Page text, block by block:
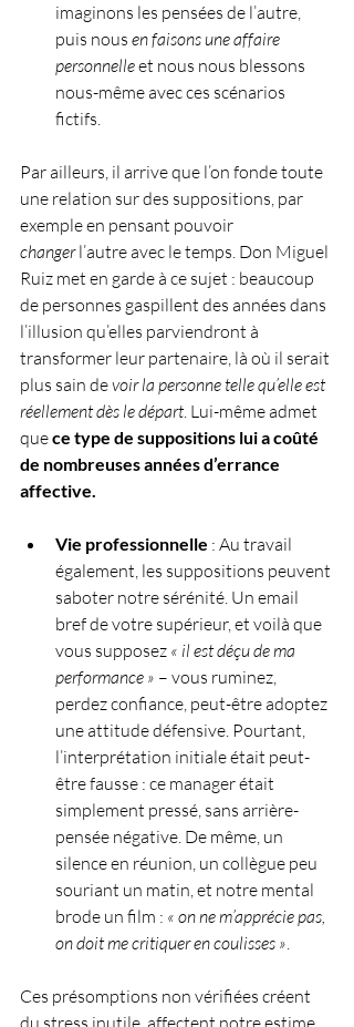
imaginons les pensées de l’autre,
puis nous en faisons une affaire
personnelle et nous nous blessons
nous-même avec ces scénarios
fictifs.
Par ailleurs, il arrive que l’on fonde toute
une relation sur des suppositions, par
exemple en pensant pouvoir
changer l’autre avec le temps. Don Miguel
Ruiz met en garde à ce sujet : beaucoup
de personnes gaspillent des années dans
l’illusion qu’elles parviendront à
transformer leur partenaire, là où il serait
plus sain de voir la personne telle qu’elle est
réellement dès le départ. Lui-même admet
que ce type de suppositions lui a coûté
de nombreuses années d’errance
affective.
Vie professionnelle : Au travail
également, les suppositions peuvent
saboter notre sérénité. Un email
bref de votre supérieur, et voilà que
vous supposez « il est déçu de ma
performance » – vous ruminez,
perdez confiance, peut-être adoptez
une attitude défensive. Pourtant,
l’interprétation initiale était peut-
être fausse : ce manager était
simplement pressé, sans arrière-
pensée négative. De même, un
silence en réunion, un collègue peu
souriant un matin, et notre mental
brode un film : « on ne m’apprécie pas,
on doit me critiquer en coulisses ».
Ces présomptions non vérifiées créent